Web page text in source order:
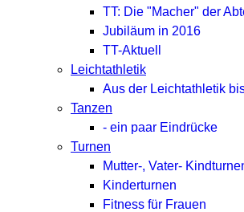
TT: Die "Macher" der
Jubiläum in 2016
TT-Aktuell
Leichtathletik
Aus der Leichtathletik
Tanzen
- ein paar Eindrücke
Turnen
Mutter-, Vater-
Kinderturnen
Fitness für Frauen